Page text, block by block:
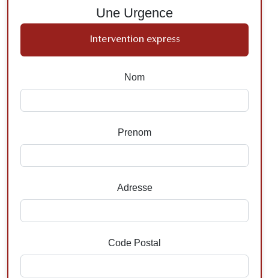
Une Urgence
Intervention express
Nom
Prenom
Adresse
Code Postal